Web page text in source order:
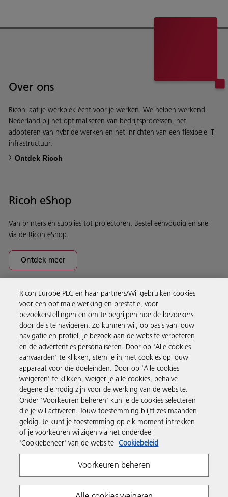
Over ons
Ricoh laat je werkplek écht voor je werken. We helpen werkend
Nederland bij het optimaliseren van bedrijfsprocessen, het
adopteren van hybride werken en het inrichten van een flexibele IT-
infrastructuur.
Ontdek Ricoh
Ricoh eShop
Van printers en supplies tot projectoren. Bestel eenvoudig en snel
via de Ricoh eShop.
Ontdek meer
Business Solutions
Producten en services
Support en contact
Inspiratie
Volg Ricoh
Ricoh Europe PLC en haar partners/Wij gebruiken cookies
voor een optimale werking en prestatie, voor
bezoekerstellingen en om te begrijpen hoe de bezoekers
door de site navigeren. Zo kunnen wij, op basis van jouw
navigatie en profiel, je bezoek aan de website verbeteren
en de advertenties personaliseren. Door op 'Alle cookies
aanvaarden' te klikken, stem je in met cookies op jouw
apparaat voor die doeleinden. Door op 'Alle cookies
weigeren' te klikken, weiger je alle cookies, behalve
degene die nodig zijn voor de werking van de website.
Onder 'Voorkeuren beheren' kun je de cookies selecteren
die je wil activeren. Jouw toestemming blijft zes maanden
geldig. Je kunt je toestemming op elk moment intrekken
of je voorkeuren wijzigen via het onderdeel
'Cookiebeheer' van de website Cookiebeleid
Voorkeuren beheren